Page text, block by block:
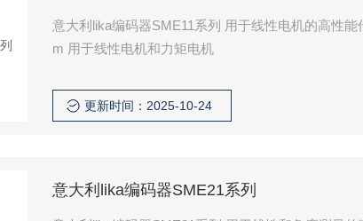
意大利lika编码器SME11系列 用于线性电机的高性
m 用于线性电机和力矩电机
更新时间：2025-10-24
意大利lika编码器SME21系列